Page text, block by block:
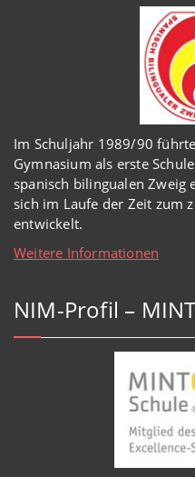
Im Schuljahr 1989/90
Gymnasium als erste
spanisch bilingualen Zweig
sich im Laufe der Zeit zum
entwickelt.
Weitere Informationen
NIM-Profil –